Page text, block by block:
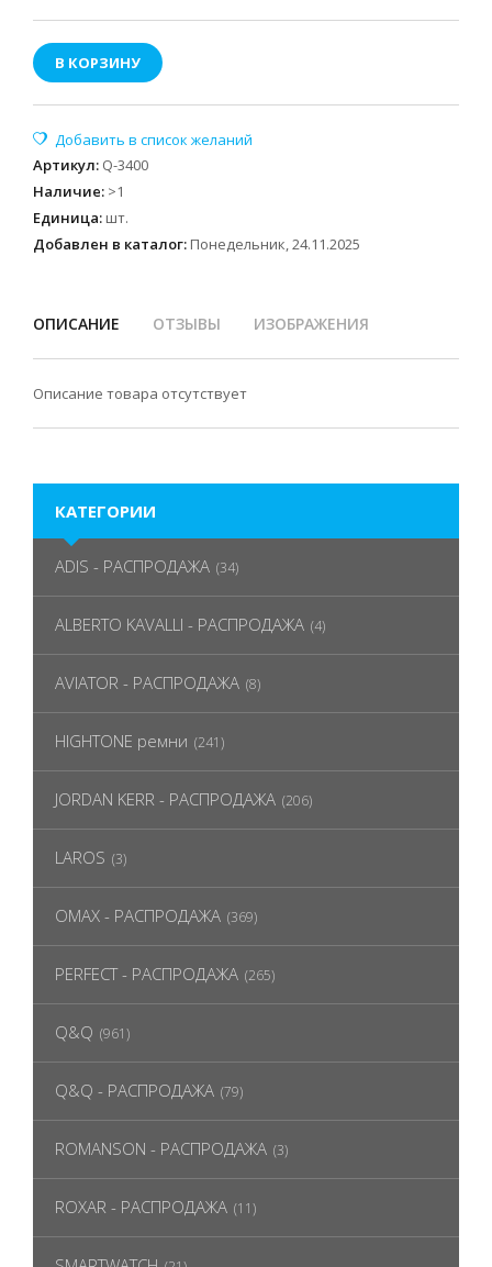
В КОРЗИНУ
Артикул: Q-3400
Наличие: >1
Единица: шт.
Добавлен в каталог: Понедельник, 24.11.2025
ОПИСАНИЕ ОТЗЫВЫ ИЗОБРАЖЕНИЯ
Описание товара отсутствует
КАТЕГОРИИ
ADIS - РАСПРОДАЖА (34)
ALBERTO KAVALLI - РАСПРОДАЖА (4)
AVIATOR - РАСПРОДАЖА (8)
HIGHTONE ремни (241)
JORDAN KERR - РАСПРОДАЖА (206)
LAROS (3)
OMAX - РАСПРОДАЖА (369)
PERFECT - РАСПРОДАЖА (265)
Q&Q (961)
Q&Q - РАСПРОДАЖА (79)
ROMANSON - РАСПРОДАЖА (3)
ROXAR - РАСПРОДАЖА (11)